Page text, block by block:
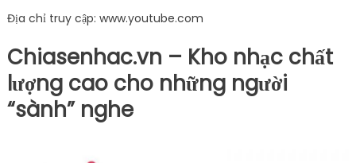
Địa chỉ truy cập: www.youtube.com
Chiasenhac.vn – Kho nhạc chất
lượng cao cho những người
“sành” nghe